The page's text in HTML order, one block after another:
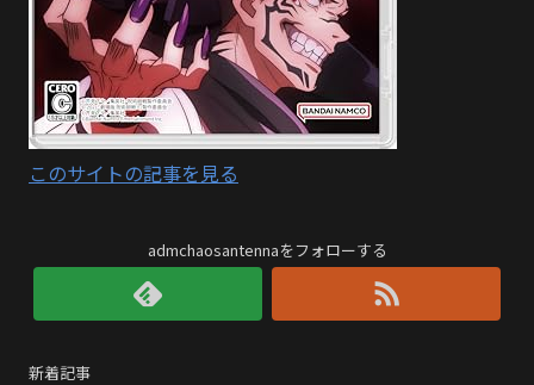
このサイトの記事を見る
admchaosantennaをフォローする
新着記事